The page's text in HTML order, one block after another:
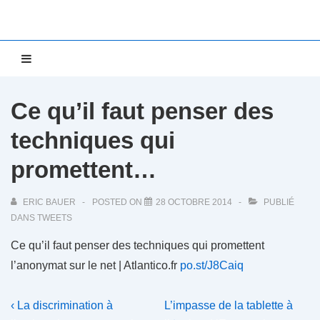
Ce qu’il faut penser des
techniques qui
promettent…
ERIC BAUER POSTED ON 28 OCTOBRE 2014
PUBLIÉ
DANS TWEETS
Ce qu’il faut penser des techniques qui promettent
l’anonymat sur le net | Atlantico.fr po.st/J8Caiq
Navigation
Previous
‹ La discrimination à
Next
L’impasse de la tablette à